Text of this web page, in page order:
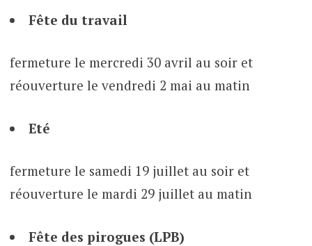
Fête du travail
fermeture le mercredi 30 avril au soir et
réouverture le vendredi 2 mai au matin
Eté
fermeture le samedi 19 juillet au soir et
réouverture le mardi 29 juillet au matin
Fête des pirogues (LPB)